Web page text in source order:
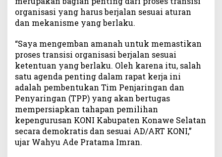
W
a
h
u
I
m
r
a
n
D
a
a
t
organisasi yang harus berjalan sesuai aturan
dan mekanisme yang berlaku.
“Saya mengemban amanah untuk memastikan
proses transisi organisasi berjalan sesuai
ketentuan yang berlaku. Oleh karena itu, salah
satu agenda penting dalam rapat kerja ini
adalah pembentukan Tim Penjaringan dan
Penyaringan (TPP) yang akan bertugas
mempersiapkan tahapan pemilihan
kepengurusan KONI Kabupaten Konawe Selatan
secara demokratis dan sesuai AD/ART KONI,”
ujar Wahyu Ade Pratama Imran.